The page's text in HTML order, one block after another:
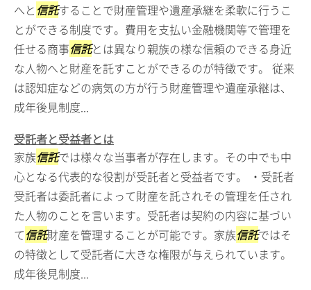
へと 信託することで財産管理や遺産承継を柔軟に行うこ
とができる制度です。費用を支払い金融機関等で管理を
任せる商事信託とは異なり親族の様な信頼のできる身近
な人物へと財産を託すことができるのが特徴です。 従来
は認知症などの病気の方が行う財産管理や遺産承継は、
成年後見制度...
受託者と受益者とは
家族信託では様々な当事者が存在します。その中でも中
心となる代表的な役割が受託者と受益者です。 ・受託者
受託者は委託者によって財産を託されその管理を任され
た人物のことを言います。受託者は契約の内容に基づい
て信託財産を管理することが可能です。家族信託ではそ
の特徴として受託者に大きな権限が与えられています。
成年後見制度...